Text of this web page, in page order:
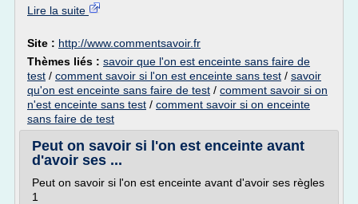
Lire la suite
Site : http://www.commentsavoir.fr
Thèmes liés : savoir que l'on est enceinte sans faire de
test / comment savoir si l'on est enceinte sans test / savoir
qu'on est enceinte sans faire de test / comment savoir si on
n'est enceinte sans test / comment savoir si on enceinte
sans faire de test
Peut on savoir si l'on est enceinte avant
d'avoir ses ...
Peut on savoir si l'on est enceinte avant d'avoir ses règles
1